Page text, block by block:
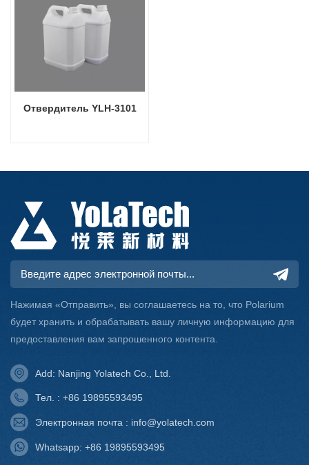
Отвердитель YLH-3101
Нажимая «Отправить», вы соглашаетесь на то, что Polarium
будет хранить и обрабатывать вашу личную информацию для
предоставления вам запрошенного контента.
Add: Nanjing Yolatech Co., Ltd.
Тел. : +86 19895593495
Электронная почта : info@yolatech.com
Whatsapp: +86 19895593495